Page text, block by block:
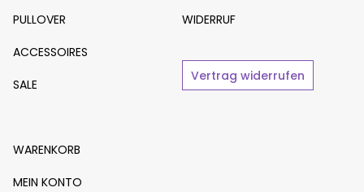
PULLOVER
ACCESSOIRES
SALE
WIDERRUF
Vertrag widerrufen
WARENKORB
MEIN KONTO